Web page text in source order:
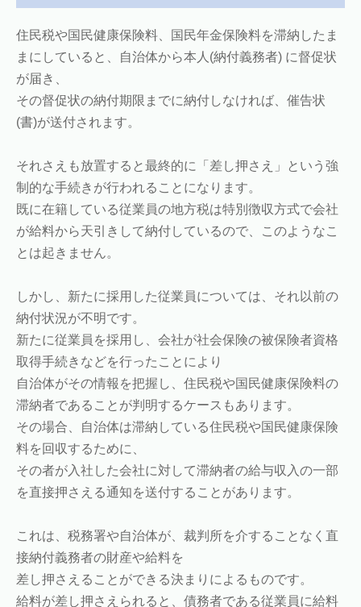
住民税や国民健康保険料、国民年金保険料を滞納したま
まにしていると、自治体から本人(納付義務者) に督促状
が届き、
その督促状の納付期限までに納付しなければ、催告状
(書)が送付されます。
それさえも放置すると最終的に「差し押さえ」という強
制的な手続きが行われることになります。
既に在籍している従業員の地方税は特別徴収方式で会社
が給料から天引きして納付しているので、このようなこ
とは起きません。
しかし、新たに採用した従業員については、それ以前の
納付状況が不明です。
新たに従業員を採用し、会社が社会保険の被保険者資格
取得手続きなどを行ったことにより
自治体がその情報を把握し、住民税や国民健康保険料の
滞納者であることが判明するケースもあります。
その場合、自治体は滞納している住民税や国民健康保険
料を回収するために、
その者が入社した会社に対して滞納者の給与収入の一部
を直接押さえる通知を送付することがあります。
これは、税務署や自治体が、裁判所を介することなく直
接納付義務者の財産や給料を
差し押さえることができる決まりによるものです。
給料が差し押さえられると、債務者である従業員に給料